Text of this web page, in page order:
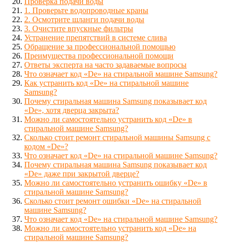
1. Проверьте водопроводные краны
2. Осмотрите шланги подачи воды
3. Очистите впускные фильтры
Устранение препятствий в системе слива
Обращение за профессиональной помощью
Преимущества профессиональной помощи
Ответы эксперта на часто задаваемые вопросы
Что означает код «De» на стиральной машине Samsung?
Как устранить код «De» на стиральной машине
Samsung?
Почему стиральная машина Samsung показывает код
«De», хотя дверца закрыта?
Можно ли самостоятельно устранить код «De» в
стиральной машине Samsung?
Сколько стоит ремонт стиральной машины Samsung с
кодом «De»?
Что означает код «De» на стиральной машине Samsung?
Почему стиральная машина Samsung показывает код
«De» даже при закрытой дверце?
Можно ли самостоятельно устранить ошибку «De» в
стиральной машине Samsung?
Сколько стоит ремонт ошибки «De» на стиральной
машине Samsung?
Что означает код «De» на стиральной машине Samsung?
Можно ли самостоятельно устранить код «De» на
стиральной машине Samsung?